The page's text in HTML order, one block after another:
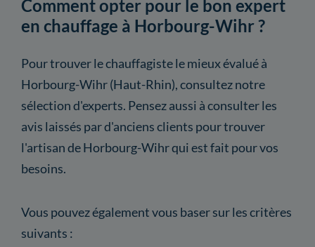
Comment opter pour le bon expert
en chauffage à Horbourg-Wihr ?
Pour trouver le chauffagiste le mieux évalué à
Horbourg-Wihr (Haut-Rhin), consultez notre
sélection d'experts. Pensez aussi à consulter les
avis laissés par d'anciens clients pour trouver
l'artisan de Horbourg-Wihr qui est fait pour vos
besoins.
Vous pouvez également vous baser sur les critères
suivants :